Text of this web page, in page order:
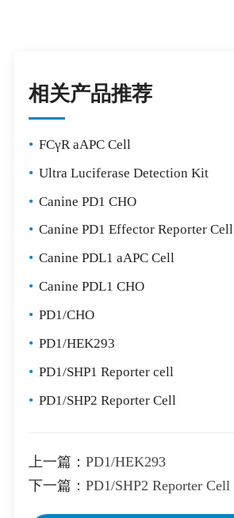
相关产品推荐
• FCγR aAPC Cell
• Ultra Luciferase Detection Kit
• Canine PD1 CHO
• Canine PD1 Effector Reporter Cell
• Canine PDL1 aAPC Cell
• Canine PDL1 CHO
• PD1/CHO
• PD1/HEK293
• PD1/SHP1 Reporter cell
• PD1/SHP2 Reporter Cell
上一篇： PD1/HEK293
下一篇： PD1/SHP2 Reporter Cell